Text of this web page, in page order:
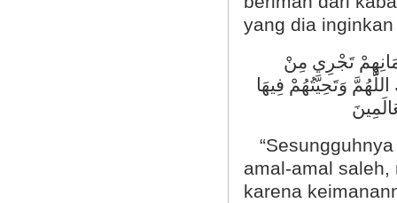
yang dia
تَجْرِي مِنْ
وَتَحِيَّتُهُمْ فِيهَا
amal-amal saleh,
karena